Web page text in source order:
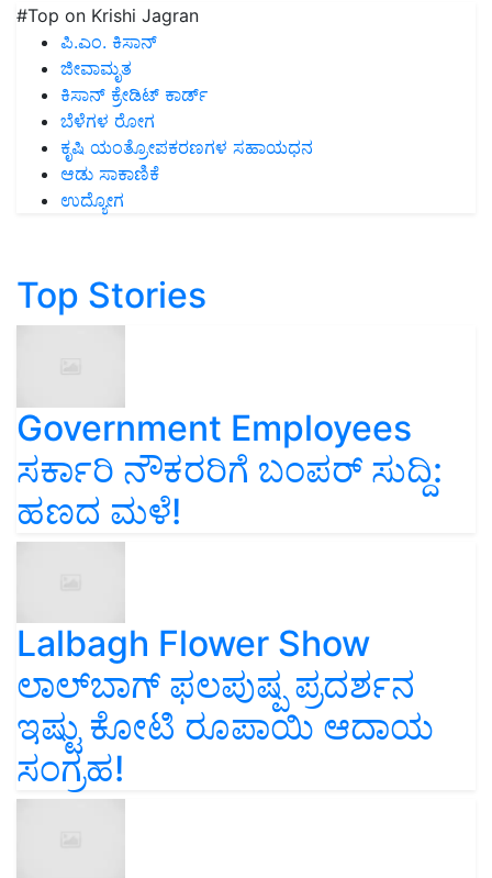
#Top on Krishi Jagran
ಪಿ.ಎಂ. ಕಿಸಾನ್
ಜೀವಾಮೃತ
ಕಿಸಾನ್ ಕ್ರೇಡಿಟ್ ಕಾರ್ಡ್
ಬೆಳೆಗಳ ರೋಗ
ಕೃಷಿ ಯಂತ್ರೋಪಕರಣಗಳ ಸಹಾಯಧನ
ಆಡು ಸಾಕಾಣಿಕೆ
ಉದ್ಯೋಗ
Top Stories
Government Employees
ಸರ್ಕಾರಿ ನೌಕರರಿಗೆ ಬಂಪರ್‌ ಸುದ್ದಿ:
ಹಣದ ಮಳೆ!
Lalbagh Flower Show
ಲಾಲ್‌ಬಾಗ್ ಫಲಪುಷ್ಪ ಪ್ರದರ್ಶನ
ಇಷ್ಟು ಕೋಟಿ ರೂಪಾಯಿ ಆದಾಯ
ಸಂಗ್ರಹ!